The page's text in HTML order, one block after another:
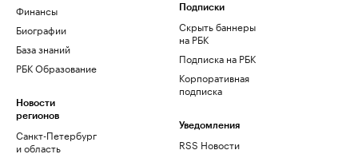
Финансы
Биографии
База знаний
РБК Образование
Новости
регионов
Санкт-Петербург
и область
Подписки
Скрыть баннеры
на РБК
Подписка на РБК
Корпоративная
подписка
Уведомления
RSS Новости